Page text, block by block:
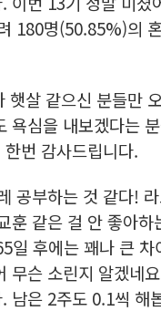
180명(50.85%)의
햇살 같으신 분들만
욕심을 내보겠다는
번 감사드립니다.
공부하는 것 같다!
훈 같은 걸 안 좋아
일 후에는 꽤나 큰
무슨 소린지 알겠네
남은 2주도 0.1씩 해